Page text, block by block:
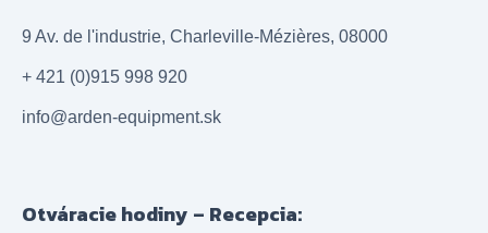
9 Av. de l'industrie, Charleville-Mézières, 08000
+ 421 (0)915 998 920
info@arden-equipment.sk
Otváracie hodiny – Recepcia: